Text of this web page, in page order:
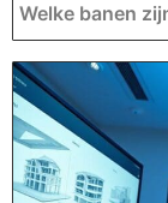
Welke banen